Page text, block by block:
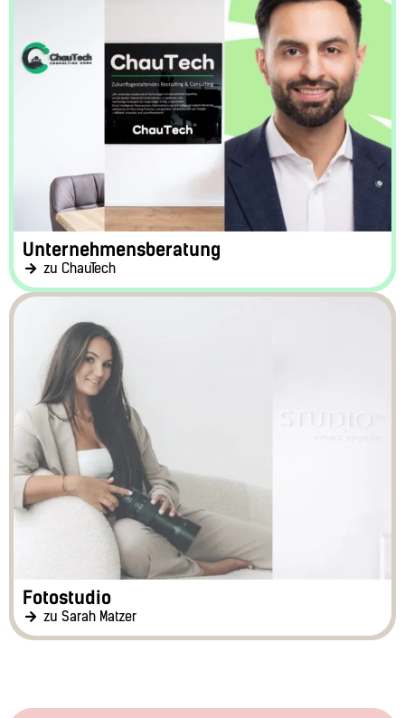
Unternehmensberatung
zu ChauTech
Fotostudio
zu Sarah Matzer